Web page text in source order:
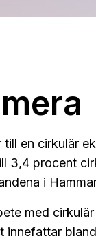
till en cirkulär
3,4 procent
i
med
innefattar